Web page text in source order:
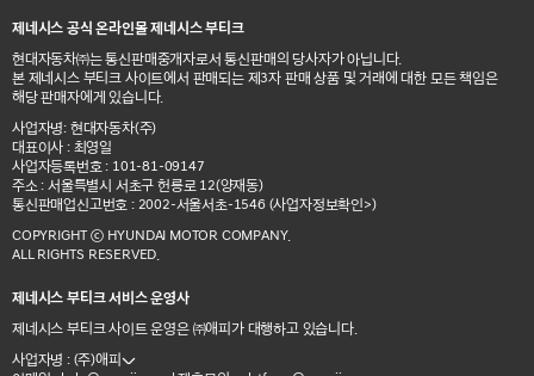
제네시스 공식 온라인몰 제네시스 부티크
현대자동차㈜는 통신판매중개자로서 통신판매의 당사자가 아닙니다.
본 제네시스 부티크 사이트에서 판매되는 제3자 판매 상품 및 거래에 대한 모든 책임은
해당 판매자에게 있습니다.
사업자명: 현대자동차(주)
대표이사 : 최영일
사업자등록번호 : 101-81-09147
주소 : 서울특별시 서초구 헌릉로 12(양재동)
통신판매업신고번호 : 2002-서울서초-1546 (사업자정보확인>)
COPYRIGHT ⓒ HYUNDAI MOTOR COMPANY.
ALL RIGHTS RESERVED.
제네시스 부티크 서비스 운영사
제네시스 부티크 사이트 운영은 ㈜애피가 대행하고 있습니다.
사업자명 : (주)애피